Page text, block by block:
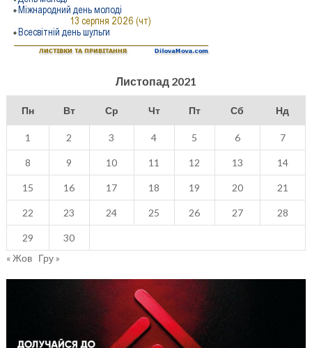
Листопад 2021
Пн Вт Ср Чт Пт Сб Нд
1 2 3 4 5 6 7
8 9 10 11 12 13 14
15 16 17 18 19 20 21
22 23 24 25 26 27 28
29
30
« Жов Гру »